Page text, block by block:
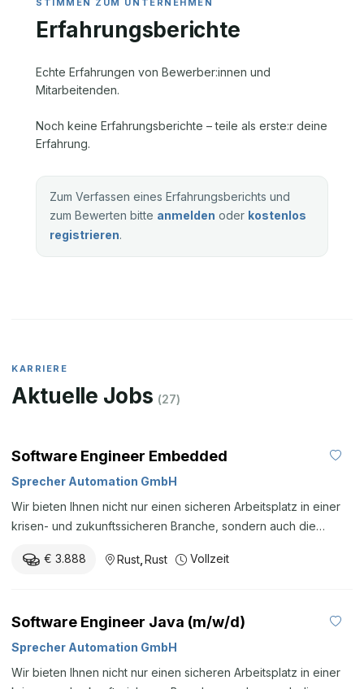
Erfahrungsberichte
Echte Erfahrungen von Bewerber:innen und
Mitarbeitenden.
Noch keine Erfahrungsberichte – teile als erste:r deine
Erfahrung.
Zum Verfassen eines Erfahrungsberichts und
zum Bewerten bitte anmelden oder kostenlos
registrieren.
KARRIERE
Aktuelle Jobs (27)
Software Engineer Embedded
Sprecher Automation GmbH
Wir bieten Ihnen nicht nur einen sicheren Arbeitsplatz in einer
krisen- und zukunftssicheren Branche, sondern auch die
Gestaltungsspielraum & Verantwortung: Freuen Sie sich auf
spannenden Projekten. Kurze Wege & offene Türen: Eine
strukturierte Einschulung, direkte Kommunikationswege und ein
Miteinander und schnelle Lösungen im Arbeitsalltag. Faire &
€ 3.888 Rust Rust Vollzeit
Software Engineer Java (m/w/d)
Sprecher Automation GmbH
Wir bieten Ihnen nicht nur einen sicheren Arbeitsplatz in einer